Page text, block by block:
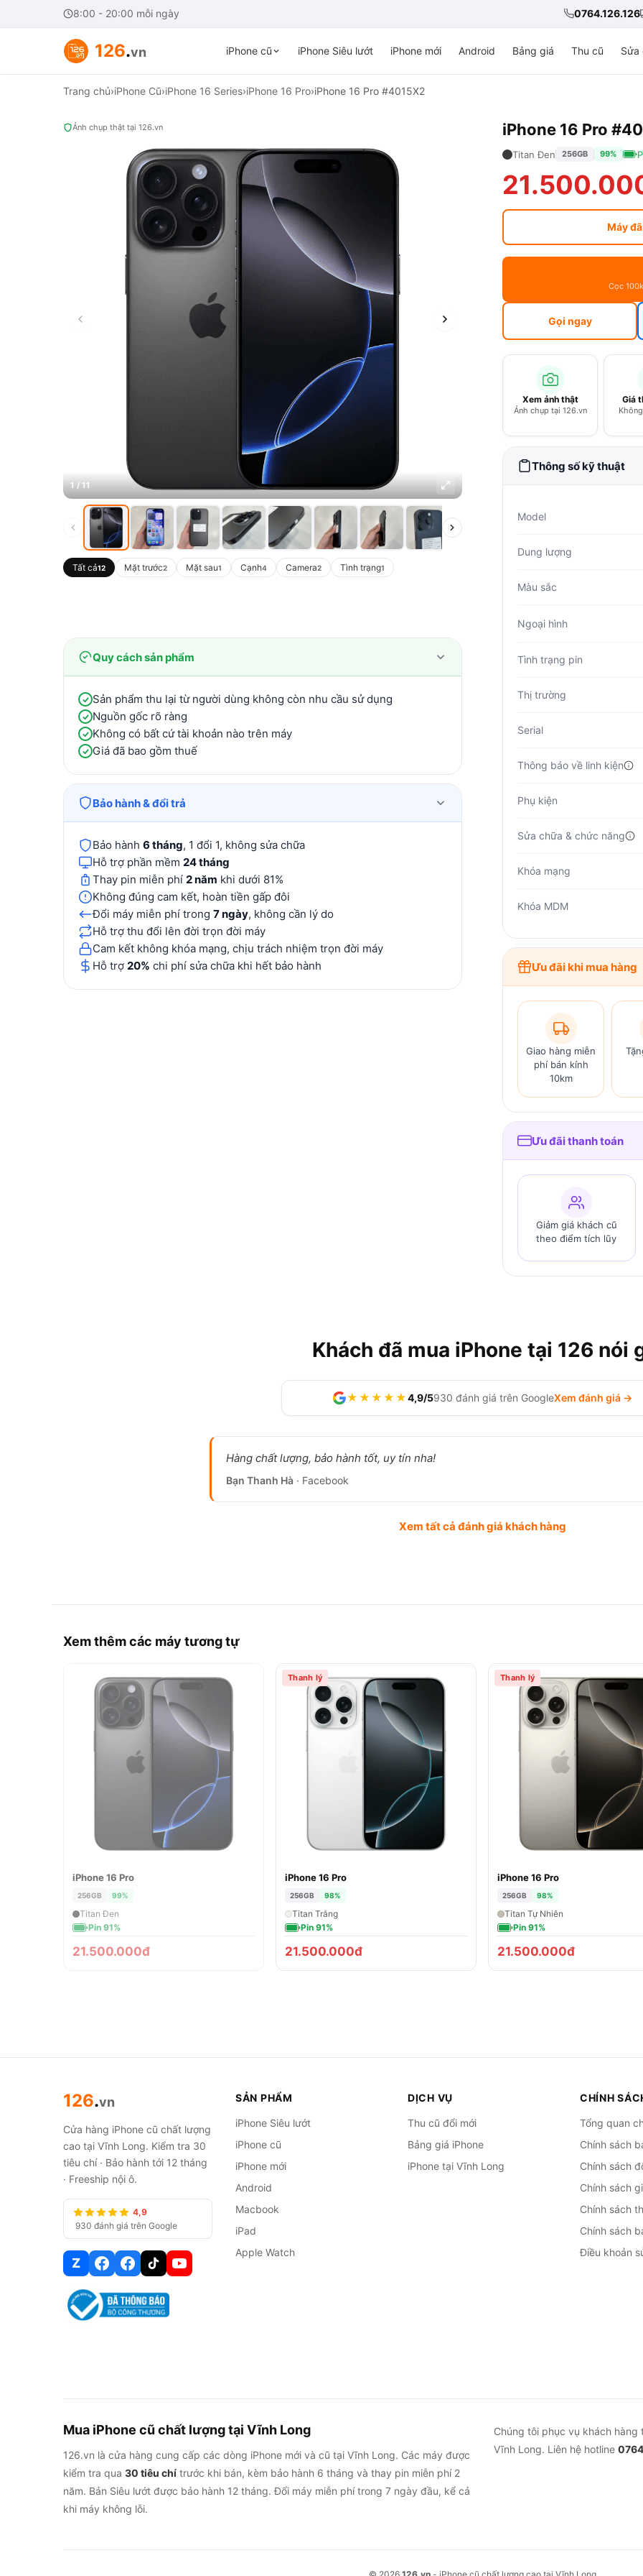
8:00 - 20:00 mỗi ngày 0764.126.126
126.vn iPhone cũ iPhone Siêu lướt iPhone mới Android Bảng giá Thu cũ Sửa
Trang chủ›iPhone Cũ›iPhone 16 Series›iPhone 16 Pro›iPhone 16 Pro #4015X2
Ảnh chụp thật tại 126.vn
1 / 11
Tất cả12 Mặt trước2 Mặt sau1 Cạnh4 Camera2 Tình trạng1
iPhone 16 Pro
Titan Đen 256GB 99%
Máy
Cọc
Gọi ngay
Xem ảnh thật
Ảnh chụp tại 126.vn
Giá
Thông số kỹ thuật
Model
Dung lượng
Màu sắc
Ngoại hình
Tình trạng pin
Thị trường
Serial
Thông báo về linh kiện
Phụ kiện
Sửa chữa & chức năng
Khóa mạng
Khóa MDM
Ưu đãi khi mua hàng
Giao hàng miễn
phí bán kính
10km
Ưu đãi thanh toán
Giảm giá khách cũ
theo điểm tích lũy
Quy cách sản phẩm
Sản phẩm thu lại từ người dùng không còn nhu cầu sử dụng
Nguồn gốc rõ ràng
Không có bất cứ tài khoản nào trên máy
Giá đã bao gồm thuế
Bảo hành & đổi trả
Bảo hành 6 tháng, 1 đổi 1, không sửa chữa
Hỗ trợ phần mềm 24 tháng
Thay pin miễn phí 2 năm khi dưới 81%
Không đúng cam kết, hoàn tiền gấp đôi
Đổi máy miễn phí trong 7 ngày, không cần lý do
Hỗ trợ thu đổi lên đời trọn đời máy
Cam kết không khóa mạng, chịu trách nhiệm trọn đời máy
Hỗ trợ 20% chi phí sửa chữa khi hết bảo hành
Khách đã mua iPhone tại 126 nói
★★★★★4,9/5930 đánh giá trên GoogleXem đánh giá →
Hàng chất lượng, bảo hành tốt, uy tín nha!
Bạn Thanh Hà · Facebook
Xem tất cả đánh giá khách hàng
Xem thêm các máy tương tự
ĐÃ BÁN
iPhone 16 Pro
256GB 99%
Titan Đen
Pin 91%
21.500.000đ
Thanh lý
iPhone 16 Pro
256GB 98%
Titan Trắng
Pin 91%
21.500.000đ
Thanh lý
iPhone 16 Pro
256GB 98%
Titan Tự Nhiên
Pin 91%
21.500.000đ
126.vn
Cửa hàng iPhone cũ chất lượng
cao tại Vĩnh Long. Kiểm tra 30
tiêu chí · Bảo hành tới 12 tháng
· Freeship nội ô.
4,9
930 đánh giá trên Google
Z
SẢN PHẨM
iPhone Siêu lướt
iPhone cũ
iPhone mới
Android
Macbook
iPad
Apple Watch
DỊCH VỤ
Thu cũ đổi mới
Bảng giá iPhone
iPhone tại Vĩnh Long
CHÍNH
Tổng quan
Chính sách
Chính sách
Chính sách
Chính sách
Chính sách
Điều khoản
Mua iPhone cũ chất lượng tại Vĩnh Long
126.vn là cửa hàng cung cấp các dòng iPhone mới và cũ tại Vĩnh Long. Các máy được
kiểm tra qua 30 tiêu chí trước khi bán, kèm bảo hành 6 tháng và thay pin miễn phí 2
năm. Bản Siêu lướt được bảo hành 12 tháng. Đổi máy miễn phí trong 7 ngày đầu, kể cả
khi máy không lỗi.
Chúng tôi phục vụ khách hàng
Vĩnh Long. Liên hệ hotline